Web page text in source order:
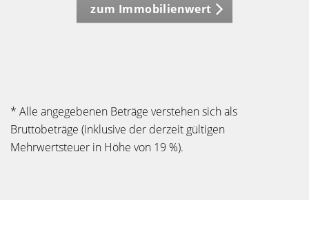
zum Immobilienwert
* Alle angegebenen Beträge verstehen sich als
Bruttobeträge (inklusive der derzeit gültigen
Mehrwertsteuer in Höhe von 19 %).